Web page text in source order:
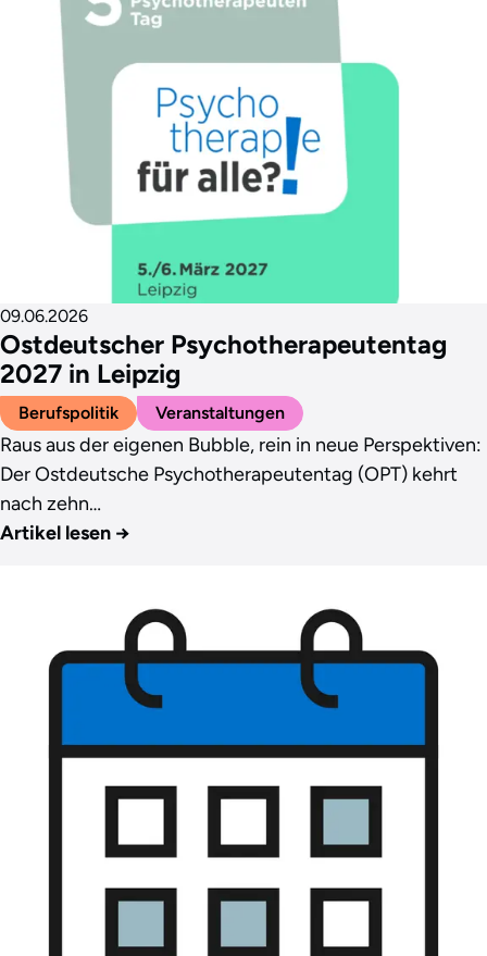
Ostdeutscher Psychotherapeutentag
2027 in Leipzig
09.06.2026
Berufspolitik Veranstaltungen
Raus aus der eigenen Bubble, rein in neue Perspektiven:
Der Ostdeutsche Psychotherapeutentag (OPT) kehrt
nach zehn…
Artikel lesen →